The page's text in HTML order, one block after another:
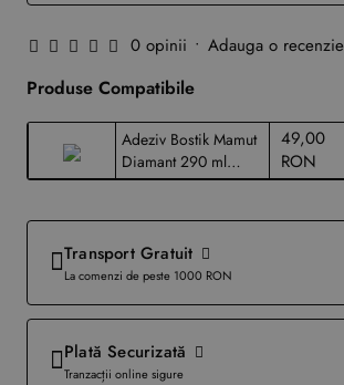
0 opinii • Adauga o recenzie
Produse Compatibile
Adeziv Bostik Mamut
Diamant 290 ml
transparent
49,00
RON
Transport Gratuit
La comenzi de peste 1000 RON
Plată Securizată
Tranzacții online sigure